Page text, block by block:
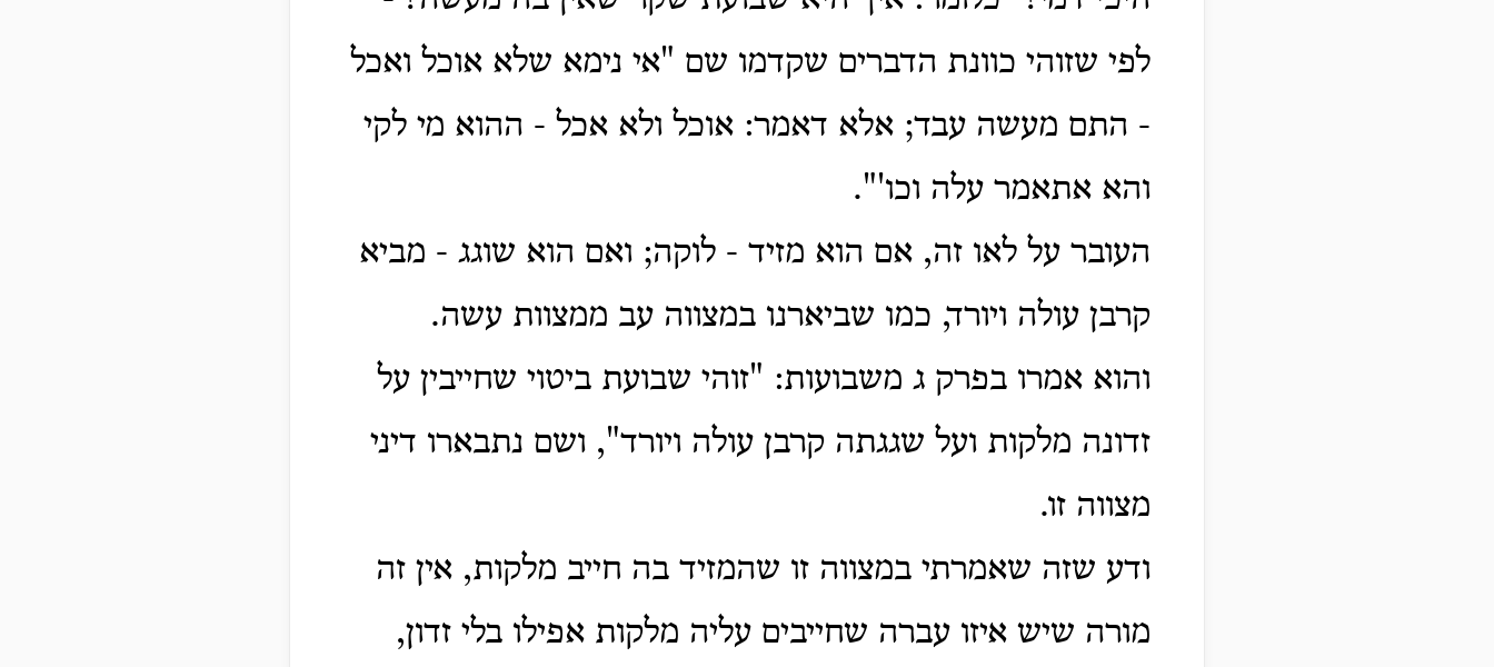
לפי שזוהי כוונת הדברים שקדמו שם "אי נימא שלא אוכל ואכל
- התם מעשה עבד; אלא דאמר: אוכל ולא אכל - ההוא מי לקי
והא אתאמר עלה וכו'".
העובר על לאו זה, אם הוא מזיד - לוקה; ואם הוא שוגג - מביא
קרבן עולה ויורד, כמו שביארנו במצווה עב ממצוות עשה.
והוא אמרו בפרק ג משבועות: "זוהי שבועת ביטוי שחייבין על
זדונה מלקות ועל שגגתה קרבן עולה ויורד", ושם נתבארו דיני
מצווה זו.
ודע שזה שאמרתי במצווה זו שהמזיד בה חייב מלקות, אין זה
מורה שיש איזו עברה שחייבים עליה מלקות אפילו בלי זדון,